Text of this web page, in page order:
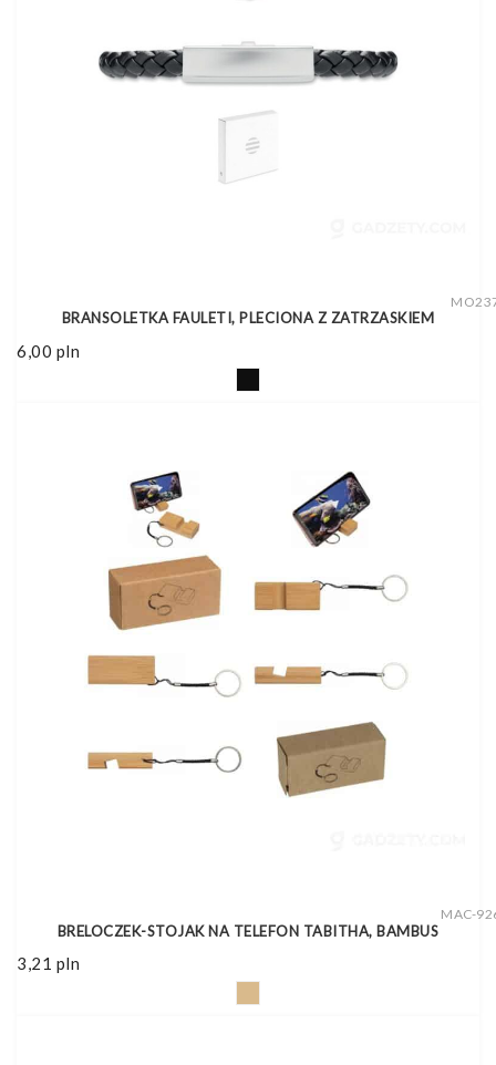
BRANSOLETKA FAULETI, PLECIONA Z ZATRZASKIEM
6,00 pln
MAC-
BRELOCZEK-STOJAK NA TELEFON TABITHA, BAMBUS
3,21 pln